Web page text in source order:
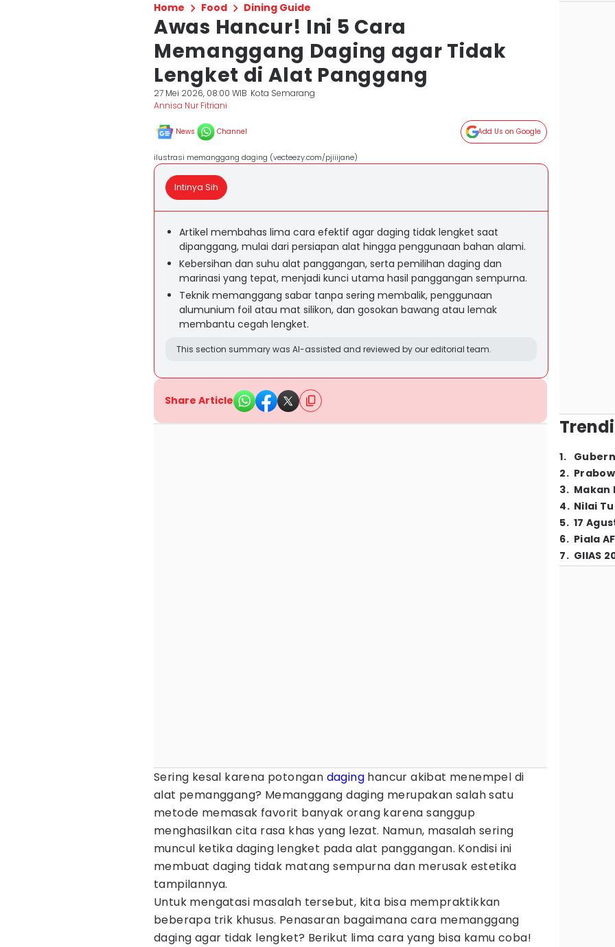
Home Food Dining Guide
Awas Hancur! Ini 5 Cara
Memanggang Daging agar Tidak
Lengket di Alat Panggang
27 Mei 2026, 08:00 WIB Kota Semarang
Annisa Nur Fitriani
News Channel Add Us on Google
ilustrasi memanggang daging (vecteezy.com/pjiiijane)
Intinya Sih
Artikel membahas lima cara efektif agar daging tidak lengket saat
dipanggang, mulai dari persiapan alat hingga penggunaan bahan alami.
Kebersihan dan suhu alat panggangan, serta pemilihan daging dan
marinasi yang tepat, menjadi kunci utama hasil panggangan sempurna.
Teknik memanggang sabar tanpa sering membalik, penggunaan
alumunium foil atau mat silikon, dan gosokan bawang atau lemak
membantu cegah lengket.
This section summary was AI-assisted and reviewed by our editorial team.
Share Article
Sering kesal karena potongan daging hancur akibat menempel di
alat pemanggang? Memanggang daging merupakan salah satu
metode memasak favorit banyak orang karena sanggup
menghasilkan cita rasa khas yang lezat. Namun, masalah sering
muncul ketika daging lengket pada alat panggangan. Kondisi ini
membuat daging tidak matang sempurna dan merusak estetika
tampilannya.
Untuk mengatasi masalah tersebut, kita bisa mempraktikkan
beberapa trik khusus. Penasaran bagaimana cara memanggang
daging agar tidak lengket? Berikut lima cara yang bisa kamu coba!
1.
2.
3. Makan
4. Nilai
5. 17
6. Piala
7. GIIAS